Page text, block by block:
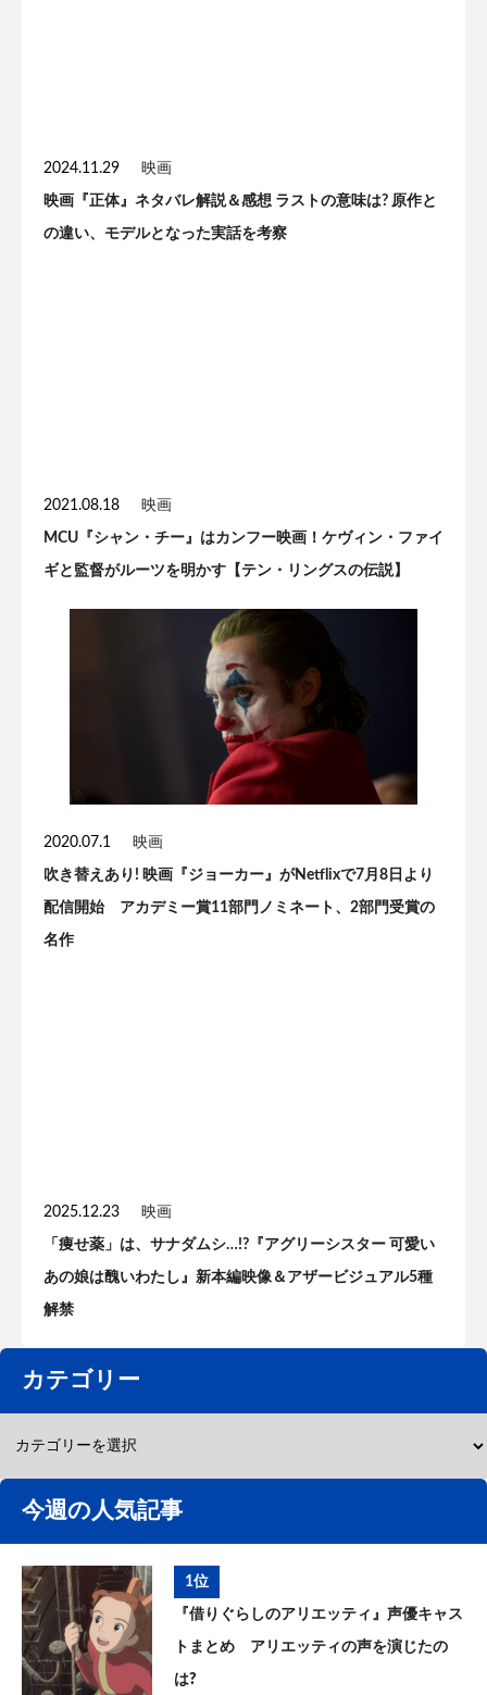
2024.11.29 映画
映画『正体』ネタバレ解説＆感想 ラストの意味は? 原作と
の違い、モデルとなった実話を考察
2021.08.18 映画
MCU『シャン・チー』はカンフー映画！ケヴィン・ファイ
ギと監督がルーツを明かす【テン・リングスの伝説】
2020.07.1 映画
吹き替えあり! 映画『ジョーカー』がNetflixで7月8日より
配信開始 アカデミー賞11部門ノミネート、2部門受賞の
名作
2025.12.23 映画
「痩せ薬」は、サナダムシ…!?『アグリーシスター 可愛い
あの娘は醜いわたし』新本編映像＆アザービジュアル5種
解禁
カテゴリー
今週の人気記事
1位
『借りぐらしのアリエッティ』声優キャス
トまとめ アリエッティの声を演じたの
は?